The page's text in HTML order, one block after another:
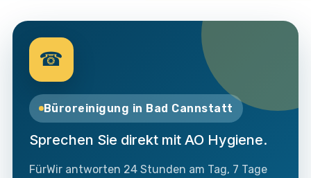
☎
Büroreinigung in Bad Cannstatt
Sprechen Sie direkt mit AO Hygiene.
FürWir antworten 24 Stunden am Tag, 7 Tage